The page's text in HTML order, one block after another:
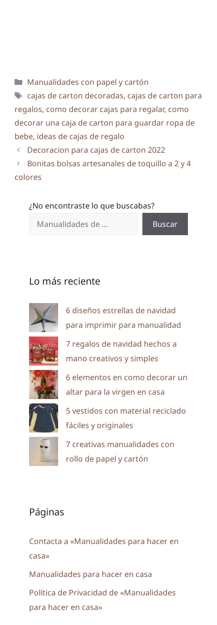
Categorías
Manualidades con papel y cartón
Etiquetas
cajas de carton decoradas, cajas de carton para
regalos, como decorar cajas para regalar, como
decorar una caja de carton para guardar ropa de
bebe, ideas de cajas de regalo
Decoracion para cajas de carton 2022
Bonitas bolsas artesanales de toquillo a 2 y 4
colores
¿No encontraste lo que buscabas?
Buscar
Lo más reciente
6 diseños estrellas de navidad
para imprimir para manualidad
7 regalos de navidad hechos a
mano creativos y simples
6 elementos en como decorar un
altar para la virgen en casa
5 vestidos con material reciclado
fáciles y originales
7 creativas manualidades con
rollo de papel y cartón
Páginas
Contacta a «Manualidades para hacer en
casa»
Manualidades para hacer en casa
Política de Privacidad de «Manualidades
para hacer en casa»